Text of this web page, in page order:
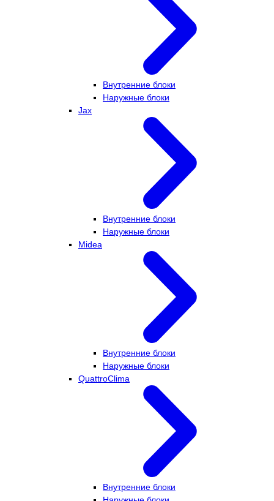
Внутренние блоки
Наружные блоки
Jax
Внутренние блоки
Наружные блоки
Midea
Внутренние блоки
Наружные блоки
QuattroClima
Внутренние блоки